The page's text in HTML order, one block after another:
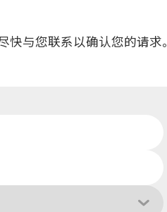
与您联系以确认您的请求。